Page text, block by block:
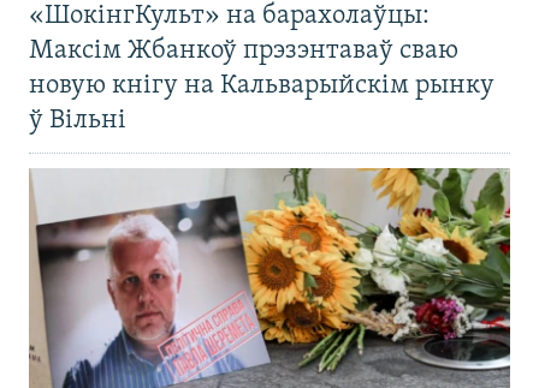
«ШокінгКульт» на барахолаўцы:
Максім Жбанкоў прэзэнтаваў сваю
новую кнігу на Кальварыйскім рынку
ў Вільні